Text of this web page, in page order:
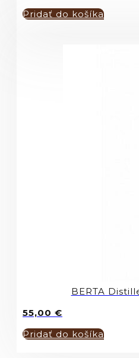
Pridať do košíka
BERTA
55,00 €
Pridať do košíka